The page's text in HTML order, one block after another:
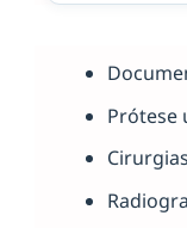
Prótese
Cirurgias